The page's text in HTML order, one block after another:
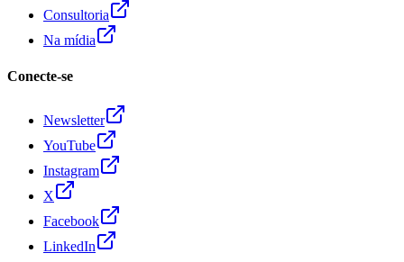
Consultoria
Na mídia
Conecte-se
Newsletter
YouTube
Instagram
X
Facebook
LinkedIn